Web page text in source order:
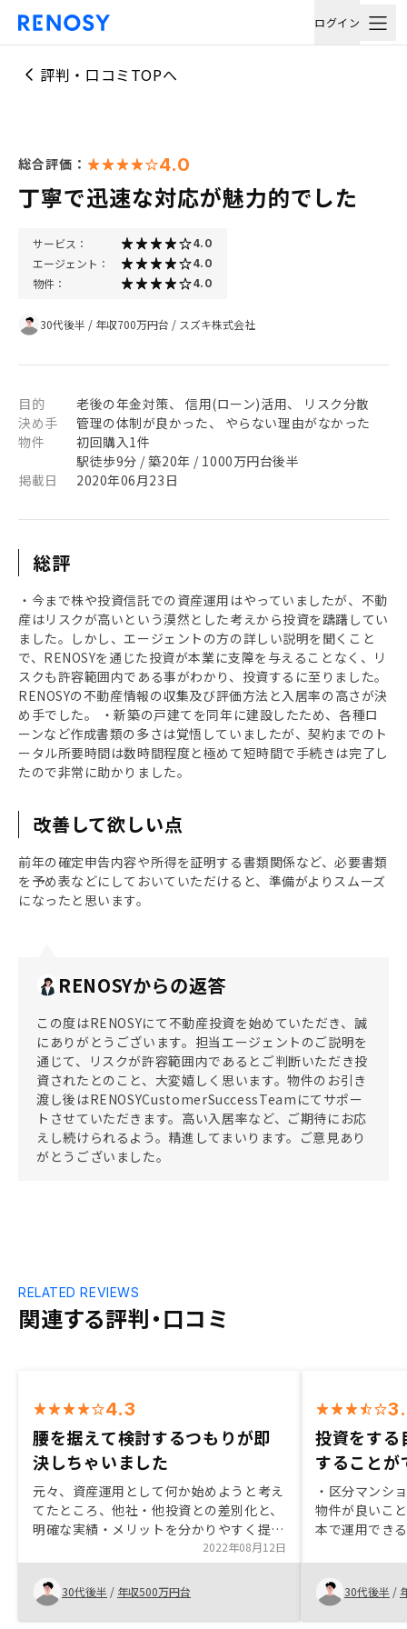
ログイン
評判・口コミTOPへ
総合評価： 4.0
丁寧で迅速な対応が魅力的でした
サービス： 4.0
エージェント： 4.0
物件： 4.0
30代後半 / 年収700万円台 / スズキ株式会社
目的
老後の年金対策、 信用(ローン)活用、 リスク分散
決め手
管理の体制が良かった、 やらない理由がなかった
物件
初回購入1件
駅徒歩9分 / 築20年 / 1000万円台後半
掲載日
2020年06月23日
総評
・今まで株や投資信託での資産運用はやっていましたが、不動
産はリスクが高いという漠然とした考えから投資を躊躇してい
ました。しかし、エージェントの方の詳しい説明を聞くこと
で、RENOSYを通じた投資が本業に支障を与えることなく、リ
スクも許容範囲内である事がわかり、投資するに至りました。
RENOSYの不動産情報の収集及び評価方法と入居率の高さが決
め手でした。 ・新築の戸建てを同年に建設したため、各種ロ
ーンなど作成書類の多さは覚悟していましたが、契約までのト
ータル所要時間は数時間程度と極めて短時間で手続きは完了し
たので非常に助かりました。
改善して欲しい点
前年の確定申告内容や所得を証明する書類関係など、必要書類
を予め表などにしておいていただけると、準備がよりスムーズ
になったと思います。
RENOSYからの返答
この度はRENOSYにて不動産投資を始めていただき、誠
にありがとうございます。担当エージェントのご説明を
通じて、リスクが許容範囲内であるとご判断いただき投
資されたとのこと、大変嬉しく思います。物件のお引き
渡し後はRENOSYCustomerSuccessTeamにてサポー
トさせていただきます。高い入居率など、ご期待にお応
えし続けられるよう。精進してまいります。ご意見あり
がとうございました。
関連する評判・口コミ
RELATED REVIEWS
4.3
腰を据えて検討するつもりが即
決しちゃいました
元々、資産運用として何か始めようと考え
てたところ、他社・他投資との差別化と、
明確な実績・メリットを分かりやすく提示
いただけたので、すぐに契約へ踏み切る事
が出来ました。こちらの疑問・不安に感じ
ていた点について、先回りするようにお話
いただけたのが良かったです。将来的に需
要が見込めるのであれば、単身物件に限ら
2022年08月12日
30代後半 / 年収500万円台
投資をする
することが
・区分マンシ
物件が良いこ
本で運用でき
で代替できる
・契約までオ
30代後半 /